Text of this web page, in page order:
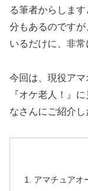
る筆者からしま
分もあるのです
いるだけに、非常
今回は、現役ア
『オケ老人！』
なさんにご紹介し
アマチュアオ